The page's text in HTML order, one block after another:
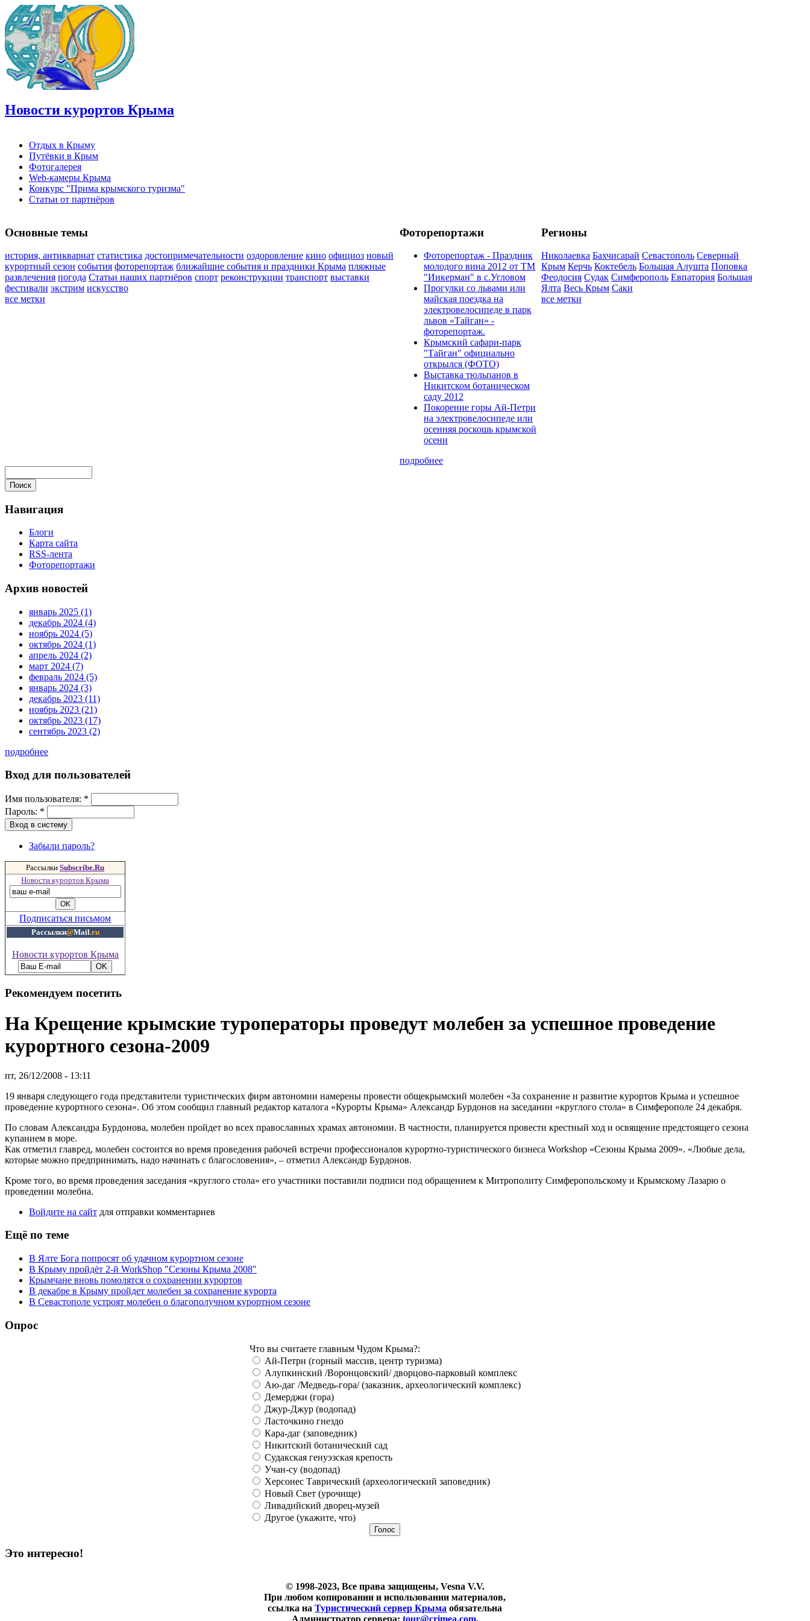
Новости курортов Крыма
Отдых в Крыму
Путёвки в Крым
Фотогалерея
Web-камеры Крыма
Конкурс "Прима крымского туризма"
Статьи от партнёров
Основные темы
история, антиквариат статистика достопримечательности оздоровление кино официоз новый
курортный сезон события фоторепортаж ближайшие события и праздники Крыма пляжные
развлечения погода Статьи наших партнёров спорт реконструкции транспорт выставки
фестивали экстрим искусство
все метки
Фоторепортажи
Фоторепортаж - Праздник
молодого вина 2012 от ТМ
"Инкерман" в с.Угловом
Прогулки cо львами или
майская поездка на
электровелосипеде в парк
львов «Тайган» -
фоторепортаж.
Крымский сафари-парк
"Тайган" официально
открылся (ФОТО)
Выставка тюльпанов в
Никитском ботаническом
саду 2012
Покорение горы Ай-Петри
на электровелосипеде или
осенняя роскошь крымской
осени
подробнее
Регионы
Николаевка Бахчисарай Севастополь Северный
Крым Керчь Коктебель Большая Алушта Поповка
Феодосия Судак Симферополь Евпатория Большая
Ялта Весь Крым Саки
все метки
Навигация
Блоги
Карта сайта
RSS-лента
Фоторепортажи
Архив новостей
январь 2025 (1)
декабрь 2024 (4)
ноябрь 2024 (5)
октябрь 2024 (1)
апрель 2024 (2)
март 2024 (7)
февраль 2024 (5)
январь 2024 (3)
декабрь 2023 (11)
ноябрь 2023 (21)
октябрь 2023 (17)
сентябрь 2023 (2)
подробнее
Вход для пользователей
Имя пользователя: *
Пароль: *
Забыли пароль?
Рассылки Subscribe.Ru
Новости курортов Крыма
Подписаться письмом
Рассылки@Mail.ru
Новости курортов Крыма
Рекомендуем посетить
На Крещение крымские туроператоры проведут молебен за успешное проведение
курортного сезона-2009
пт, 26/12/2008 - 13:11
19 января следующего года представители туристических фирм автономии намерены провести общекрымский молебен «За сохранение и развитие курортов Крыма и успешное
проведение курортного сезона». Об этом сообщил главный редактор каталога «Курорты Крыма» Александр Бурдонов на заседании «круглого стола» в Симферополе 24 декабря.
По словам Александра Бурдонова, молебен пройдет во всех православных храмах автономии. В частности, планируется провести крестный ход и освящение предстоящего сезона
купанием в море.
Как отметил главред, молебен состоится во время проведения рабочей встречи профессионалов курортно-туристического бизнеса Workshop «Сезоны Крыма 2009». «Любые дела,
которые можно предпринимать, надо начинать с благословения», – отметил Александр Бурдонов.
Кроме того, во время проведения заседания «круглого стола» его участники поставили подписи под обращением к Митрополиту Симферопольскому и Крымскому Лазарю о
проведении молебна.
Войдите на сайт для отправки комментариев
Ещё по теме
В Ялте Бога попросят об удачном курортном сезоне
В Крыму пройдёт 2-й WorkShop "Сезоны Крыма 2008"
Крымчане вновь помолятся о сохранении курортов
В декабре в Крыму пройдет молебен за сохранение курорта
В Севастополе устроят молебен о благополучном курортном сезоне
Опрос
Что вы считаете главным Чудом Крыма?:
Ай-Петри (горный массив, центр туризма)
Алупкинский /Воронцовский/ дворцово-парковый комплекс
Аю-даг /Медведь-гора/ (заказник, археологический комплекс)
Демерджи (гора)
Джур-Джур (водопад)
Ласточкино гнездо
Кара-даг (заповедник)
Никитский ботанический сад
Судакская генуэзская крепость
Учан-су (водопад)
Херсонес Таврический (археологический заповедник)
Новый Свет (урочище)
Ливадийский дворец-музей
Другое (укажите, что)
Это интересно!
© 1998-2023, Все права защищены, Vesna V.V.
При любом копировании и использовании материалов,
ссылка наТуристический сервер Крыма обязательна
Администратор сервера: tour@crimea.com,